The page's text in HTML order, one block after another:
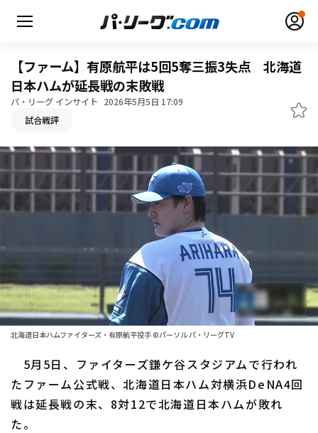
HOME
動画
順位表･成績
1軍公式戦
ファーム東地区
ファーム西地区
交流戦
選手名鑑
選手名鑑トップ
北海道日本ハムファイターズ
東北楽天ゴールデンイーグルス
ニュース
【ファーム】有原航平は5回5奪三振3失点 北海道
日本ハムが延長戦の末敗戦
パ・リーグ インサイト 2026年5月5日 17:09
試合戦評
北海道日本ハムファイターズ・有原航平投手 ©パーソル パ・リーグTV
5月5日、ファイターズ鎌ケ谷スタジアムで行われ
たファーム公式戦、北海道日本ハム対横浜DeNA4回
戦は延長戦の末、8対12で北海道日本ハムが敗れ
た。